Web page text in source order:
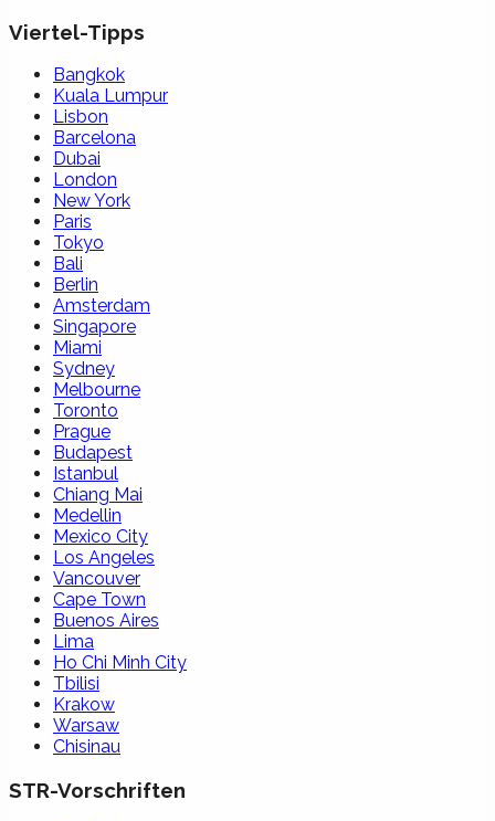
Viertel-Tipps
Bangkok
Kuala Lumpur
Lisbon
Barcelona
Dubai
London
New York
Paris
Tokyo
Bali
Berlin
Amsterdam
Singapore
Miami
Sydney
Melbourne
Toronto
Prague
Budapest
Istanbul
Chiang Mai
Medellin
Mexico City
Los Angeles
Vancouver
Cape Town
Buenos Aires
Lima
Ho Chi Minh City
Tbilisi
Krakow
Warsaw
Chisinau
STR-Vorschriften